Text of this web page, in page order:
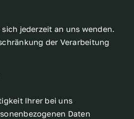
jederzeit an uns wenden.
der Verarbeitung
Ihrer bei uns
Daten